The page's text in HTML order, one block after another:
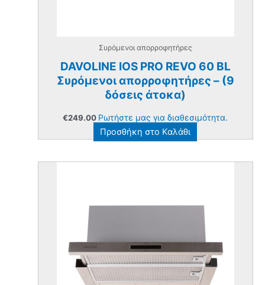
Συρόμενοι απορροφητήρες
DAVOLINE IOS PRO REVO 60 BL
Συρόμενοι απορροφητήρες – (9
δόσεις άτοκα)
€249.00 Ρωτήστε μας για διαθεσιμότητα.
Προσθήκη στο Καλάθι